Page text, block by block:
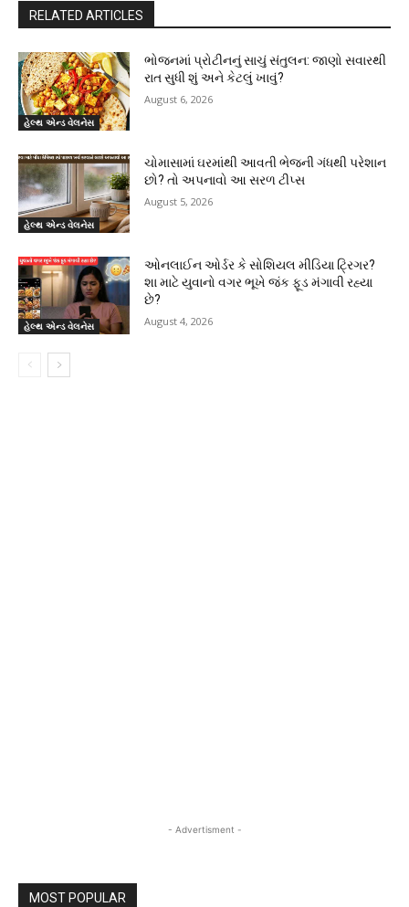
RELATED ARTICLES
હેલ્થ એન્ડ વેલનેસ
ભોજનમાં પ્રોટીનનું સાચું સંતુલન: જાણો સવારથી
રાત સુધી શું અને કેટલું ખાવું?
August 6, 2026
હેલ્થ એન્ડ વેલનેસ
ચોમાસામાં ઘરમાંથી આવતી ભેજની ગંધથી પરેશાન
છો? તો અપનાવો આ સરળ ટીપ્સ
August 5, 2026
હેલ્થ એન્ડ વેલનેસ
ઓનલાઈન ઓર્ડર કે સોશિયલ મીડિયા ટ્રિગર?
શા માટે યુવાનો વગર ભૂખે જંક ફૂડ મંગાવી રહ્યા
છે?
August 4, 2026
- Advertisment -
MOST POPULAR